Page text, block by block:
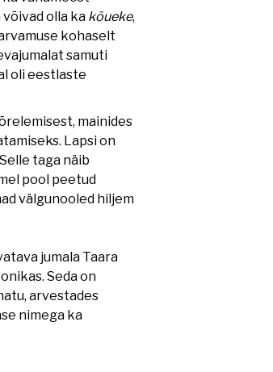
võivad olla ka kõueke,
kohaselt
samuti
oli eestlaste
mainides
Lapsi on
taga näib
pool peetud
välgunooled hiljem
jumala Taara
Seda on
arvestades
nimega ka